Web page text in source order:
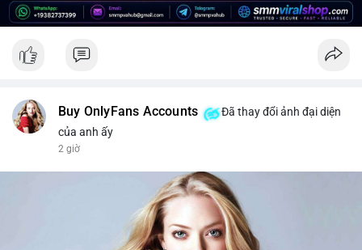
#phanphoisangiaodich
Buy OnlyFans Accounts
Đã thay đổi ảnh đại diện
của anh ấy
2 giờ